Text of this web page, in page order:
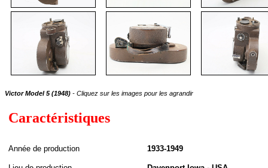
Victor Model 5 (1948) - Cliquez sur les images pour les agrandir
Caractéristiques
Année de production 1933-1949